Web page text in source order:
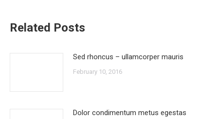
Related Posts
Sed rhoncus – ullamcorper mauris
February 10, 2016
Dolor condimentum metus egestas